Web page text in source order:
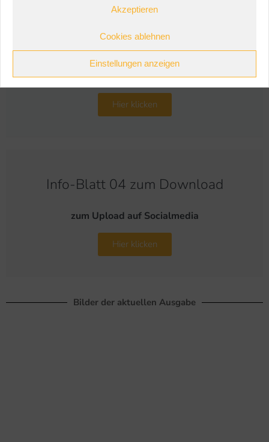
Akzeptieren
Cookies ablehnen
Einstellungen anzeigen
Info-Blatt 03 zum Download
zum Upload auf Socialmedia
Hier klicken
Info-Blatt 04 zum Download
zum Upload auf Socialmedia
Hier klicken
Bilder der aktuellen Ausgabe